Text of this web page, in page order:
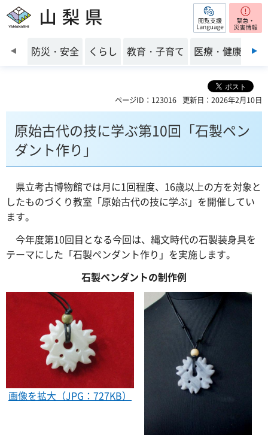
山梨県 閲覧支援
前のスライドを表示
防災・安全 くらし 教育・子育て 医療・健康・福
ページID：123016 更新日：2026年2月10日
原始古代の技に学ぶ第10回「石製ペン
ダント作り」
県立考古博物館では月に1回程度、16歳以上の方を対象と
したものづくり教室「原始古代の技に学ぶ」を開催してい
ます。
今年度第10回目となる今回は、縄文時代の石製装身具を
テーマにした「石製ペンダント作り」を実施します。
石製ペンダントの制作例
画像を拡大（JPG：727KB）